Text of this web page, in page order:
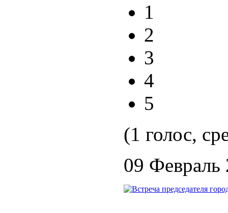
1
2
3
4
5
(1 голос,
09 Февраль